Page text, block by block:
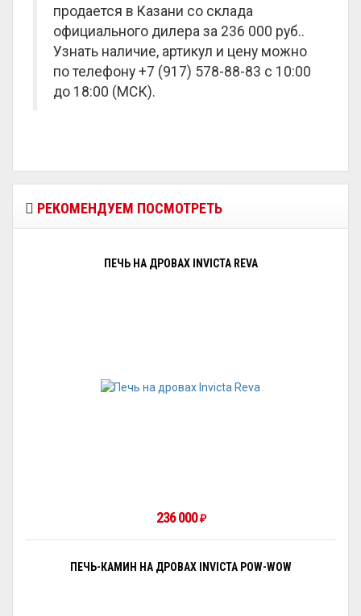
продается в Казани со склада
официального дилера за 236 000 руб..
Узнать наличие, артикул и цену можно
по телефону +7 (917) 578-88-83 с 10:00
до 18:00 (МСК).
РЕКОМЕНДУЕМ ПОСМОТРЕТЬ
ПЕЧЬ НА ДРОВАХ INVICTA REVA
236 000 ₽
ПЕЧЬ-КАМИН НА ДРОВАХ INVICTA POW-WOW